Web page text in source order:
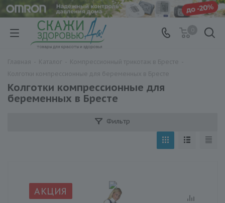
Колготки компрессионные для
беременных в Бресте
Фильтр
АКЦИЯ